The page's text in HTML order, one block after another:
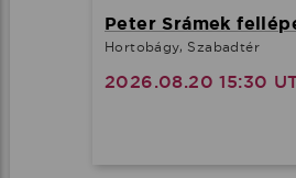
Peter Srámek
Hortobágy, Szabadtér
2026.08.20 15:30